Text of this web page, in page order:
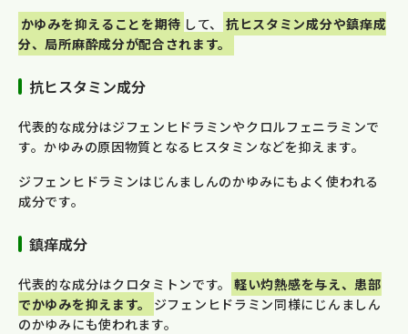
かゆみを抑えることを期待 して、
抗ヒスタミン成分や鎮痒成
分、局所麻酔成分が配合されます。
抗ヒスタミン成分
代表的な成分はジフェンヒドラミンやクロルフェニラミンで
す。かゆみの原因物質となるヒスタミンなどを抑えます。
ジフェンヒドラミンはじんましんのかゆみにもよく使われる
成分です。
鎮痒成分
代表的な成分はクロタミトンです。
軽い灼熱感を与え、患部
でかゆみを抑えます。
ジフェンヒドラミン同様にじんましん
のかゆみにも使われます。